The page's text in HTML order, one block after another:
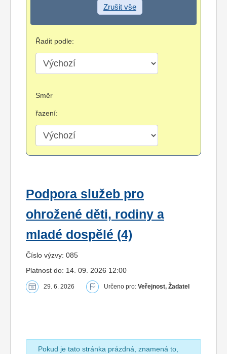
Zrušit vše
Řadit podle:
Směr
řazení:
Podpora služeb pro
ohrožené děti, rodiny a
mladé dospělé (4)
Číslo výzvy: 085
Platnost do: 14. 09. 2026 12:00
29. 6. 2026 Určeno pro: Veřejnost, Žadatel
Pokud je tato stránka prázdná, znamená to,